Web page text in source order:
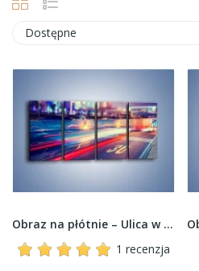
Dostępne
Obraz na płótnie – Ulica w ruchu świateł...
1 recenzja